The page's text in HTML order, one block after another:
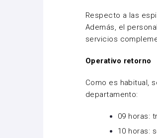
Respecto a las
Además, el
servicios
Operativo retorno
Como es habitual,
departamento:
09 horas:
10 horas: